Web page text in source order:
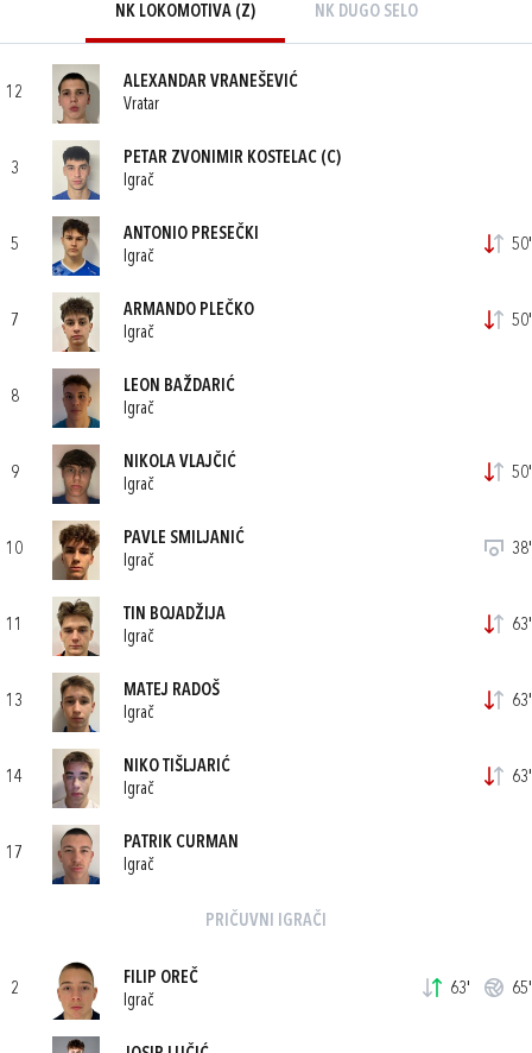
NK LOKOMOTIVA (Z) NK DUGO SELO
12
ALEXANDAR VRANEŠEVIĆ
Vratar
3
PETAR ZVONIMIR KOSTELAC (C)
Igrač
5
ANTONIO PRESEČKI
Igrač
50'
7
ARMANDO PLEČKO
Igrač
50'
8
LEON BAŽDARIĆ
Igrač
9
NIKOLA VLAJČIĆ
Igrač
50'
10
PAVLE SMILJANIĆ
Igrač
38'
11
TIN BOJADŽIJA
Igrač
63'
13
MATEJ RADOŠ
Igrač
63'
14
NIKO TIŠLJARIĆ
Igrač
63'
17
PATRIK CURMAN
Igrač
PRIČUVNI IGRAČI
2
FILIP OREČ
Igrač
63' 65'